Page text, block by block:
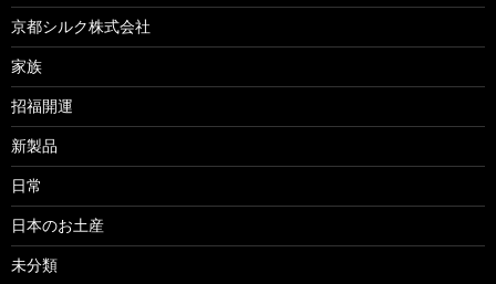
京都シルク株式会社
家族
招福開運
新製品
日常
日本のお土産
未分類